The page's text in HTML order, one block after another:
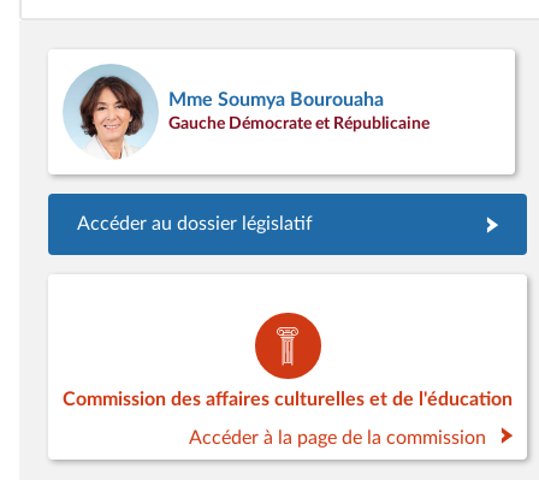
Mme Soumya Bourouaha
Gauche Démocrate et Républicaine
Accéder au dossier législatif
Commission des affaires culturelles et de l'éducation
Accéder à la page de la commission